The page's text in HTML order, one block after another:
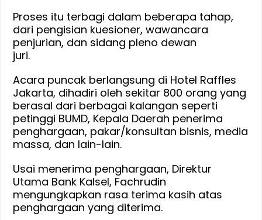
Proses itu terbagi dalam beberapa tahap,
dari pengisian kuesioner, wawancara
penjurian, dan sidang pleno dewan
juri.
Acara puncak berlangsung di Hotel Raffles
Jakarta, dihadiri oleh sekitar 800 orang yang
berasal dari berbagai kalangan seperti
petinggi BUMD, Kepala Daerah penerima
penghargaan, pakar/konsultan bisnis, media
massa, dan lain-lain.
Usai menerima penghargaan, Direktur
Utama Bank Kalsel, Fachrudin
mengungkapkan rasa terima kasih atas
penghargaan yang diterima.